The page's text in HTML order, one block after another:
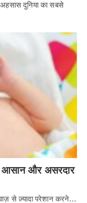
दुनिया का सबसे
आसान और असरदार
से ज़्यादा परेशान करने…